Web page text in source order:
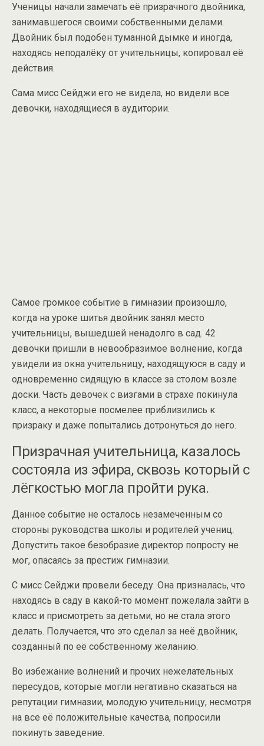
Ученицы начали замечать её призрачного двойника,
занимавшегося своими собственными делами.
Двойник был подобен туманной дымке и иногда,
находясь неподалёку от учительницы, копировал её
действия.
Сама мисс Сейджи его не видела, но видели все
девочки, находящиеся в аудитории.
Самое громкое событие в гимназии произошло,
когда на уроке шитья двойник занял место
учительницы, вышедшей ненадолго в сад. 42
девочки пришли в невообразимое волнение, когда
увидели из окна учительницу, находящуюся в саду и
одновременно сидящую в классе за столом возле
доски. Часть девочек с визгами в страхе покинула
класс, а некоторые посмелее приблизились к
призраку и даже попытались дотронуться до него.
Призрачная учительница, казалось
состояла из эфира, сквозь который с
лёгкостью могла пройти рука.
Данное событие не осталось незамеченным со
стороны руководства школы и родителей учениц.
Допустить такое безобразие директор попросту не
мог, опасаясь за престиж гимназии.
С мисс Сейджи провели беседу. Она призналась, что
находясь в саду в какой-то момент пожелала зайти в
класс и присмотреть за детьми, но не стала этого
делать. Получается, что это сделал за неё двойник,
созданный по её собственному желанию.
Во избежание волнений и прочих нежелательных
пересудов, которые могли негативно сказаться на
репутации гимназии, молодую учительницу, несмотря
на все её положительные качества, попросили
покинуть заведение.